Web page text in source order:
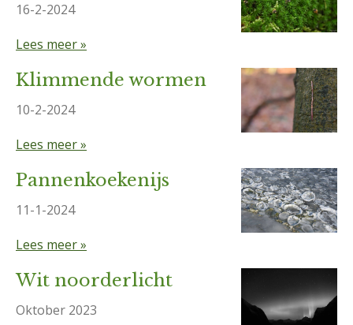
16-2-2024
Lees meer »
Klimmende wormen
10-2-2024
Lees meer »
Pannenkoekenijs
11-1-2024
Lees meer »
Wit noorderlicht
Oktober 2023